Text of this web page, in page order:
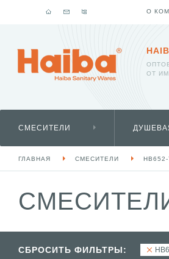
ОТ
СМЕСИТЕЛИ
ГЛАВНАЯ СМЕСИТЕЛИ HB652-
СБРОСИТЬ ФИЛЬТРЫ:
О